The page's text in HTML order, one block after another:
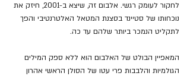
לחקור לעומק רגשי. אלבום זה, שיצא ב-2001, חיזק את
נוכחותו של סטיינד בסצנת המטאל האלטרנטיבי והפך
לתקליט הנמכר ביותר שלהם עד כה.
המאפיין הבולט של האלבום הוא ללא ספק המילים
הגולמיות והלבבות פרי עטו של הסולן הראשי אהרון